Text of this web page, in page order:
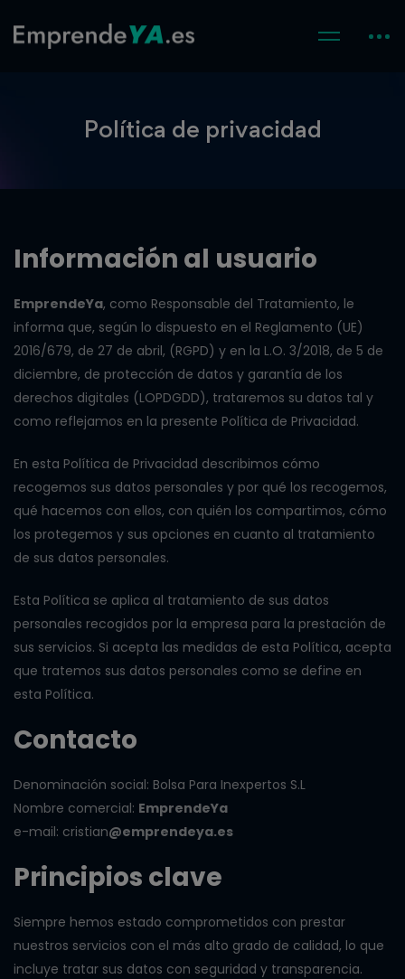
Política de privacidad
Información al usuario
EmprendeYa, como Responsable del Tratamiento, le
informa que, según lo dispuesto en el Reglamento (UE)
2016/679, de 27 de abril, (RGPD) y en la L.O. 3/2018, de 5 de
diciembre, de protección de datos y garantía de los
derechos digitales (LOPDGDD), trataremos su datos tal y
como reflejamos en la presente Política de Privacidad.
En esta Política de Privacidad describimos cómo
recogemos sus datos personales y por qué los recogemos,
qué hacemos con ellos, con quién los compartimos, cómo
los protegemos y sus opciones en cuanto al tratamiento
de sus datos personales.
Esta Política se aplica al tratamiento de sus datos
personales recogidos por la empresa para la prestación de
sus servicios. Si acepta las medidas de esta Política, acepta
que tratemos sus datos personales como se define en
esta Política.
Contacto
Denominación social: Bolsa Para Inexpertos S.L
Nombre comercial: EmprendeYa
e-mail: cristian@emprendeya.es
Principios clave
Siempre hemos estado comprometidos con prestar
nuestros servicios con el más alto grado de calidad, lo que
incluye tratar sus datos con seguridad y transparencia.